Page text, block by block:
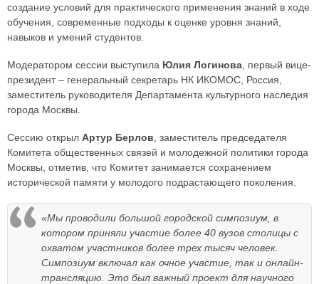
создание условий для практического применения знаний в ходе
обучения, современные подходы к оценке уровня знаний,
навыков и умений студентов.
Модератором сессии выступила Юлия Логинова , первый вице-
президент – генеральный секретарь НК ИКОМОС, Россия,
заместитель руководителя Департамента культурного наследия
города Москвы.
Сессию открыл Артур Берлов , заместитель председателя
Комитета общественных связей и молодежной политики города
Москвы, отметив, что Комитет занимается сохранением
исторической памяти у молодого подрастающего поколения.
«Мы проводили большой городской симпозиум, в
котором приняли участие более 40 вузов столицы с
охватом участников более трех тысяч человек.
Симпозиум включал как очное участие, так и онлайн-
трансляцию. Это был важный проект для научного